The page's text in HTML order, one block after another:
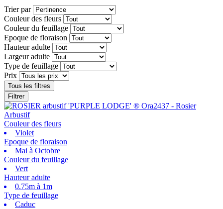
Trier par
Couleur des fleurs
Couleur du feuillage
Epoque de floraison
Hauteur adulte
Largeur adulte
Type de feuillage
Prix
Tous les filtres
Filtrer
Couleur des fleurs
Violet
Epoque de floraison
Mai à Octobre
Couleur du feuillage
Vert
Hauteur adulte
0.75m à 1m
Type de feuillage
Caduc